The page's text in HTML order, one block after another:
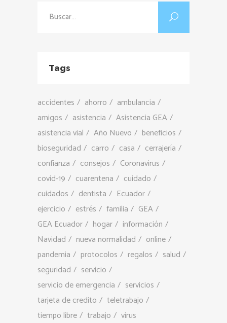
Tags
accidentes ahorro
ambulancia
amigos
asistencia
Asistencia GEA
asistencia vial
Año Nuevo
beneficios
bioseguridad
carro casa
cerrajería
confianza
consejos
Coronavirus
covid-19
cuarentena
cuidado
cuidados
dentista
Ecuador
ejercicio
estrés familia
GEA
GEA Ecuador
hogar
información
Navidad
nueva normalidad
online
pandemia
protocolos regalos
salud
seguridad
servicio
servicio de emergencia
servicios
tarjeta de credito
teletrabajo
tiempo libre
trabajo virus